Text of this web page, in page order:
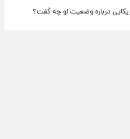
درباره وضعیت او چه گفت؟